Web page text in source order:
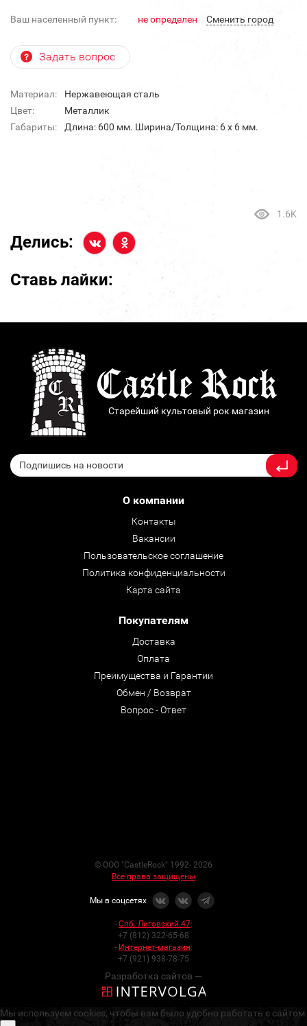
Ваш населенный пункт: не определен Cменить город
Задать вопрос
Материал:
Нержавеющая сталь
Цвет:
Металлик
Габариты:
Длина: 600 мм. Ширина/Толщина: 6 х 6 мм.
1.6K
Делись:
Ставь лайки:
Старейший культовый рок магазин
О компании
Контакты
Вакансии
Пользовательское соглашение
Политика конфиденциальности
Карта сайта
Покупателям
Доставка
Оплата
Преимущества и Гарантии
Обмен / Возврат
Вопрос - Ответ
© ООО "CastleRock" 1992- 2026
Все права защищены
Мы в соцсетях
- Спб. Лиговский 47:
+7 (812) 322-65-68
- Интернет-магазин:
+7 (921) 938-78-75
Разработка сайтов —
Мы используем cookies, чтобы вам было удобно работать с сайтом